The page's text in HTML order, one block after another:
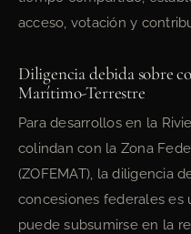
acceso, votación y
Diligencia debida sobre
Marítimo-Terrestre
Para desarrollos en la
colindan con la Zona
(ZOFEMAT), la diligencia
concesiones federales
puede subsumirse en la